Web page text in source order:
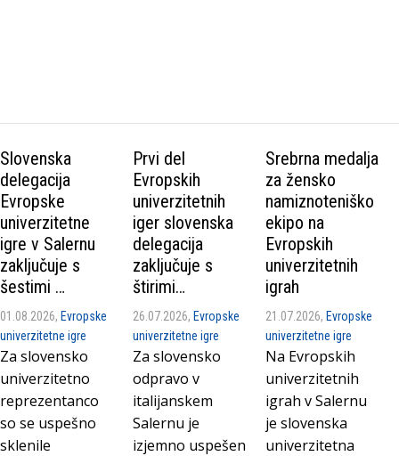
Slovenska
delegacija
Evropske
univerzitetne
igre v Salernu
zaključuje s
šestimi …
01.08.2026, Evropske
univerzitetne igre
Za slovensko
univerzitetno
reprezentanco
so se uspešno
sklenile
Prvi del
Evropskih
univerzitetnih
iger slovenska
delegacija
zaključuje s
štirimi…
26.07.2026, Evropske
univerzitetne igre
Za slovensko
odpravo v
italijanskem
Salernu je
izjemno uspešen
Srebrna medalja
za žensko
namiznoteniško
ekipo na
Evropskih
univerzitetnih
igrah
21.07.2026, Evropske
univerzitetne igre
Na Evropskih
univerzitetnih
igrah v Salernu
je slovenska
univerzitetna